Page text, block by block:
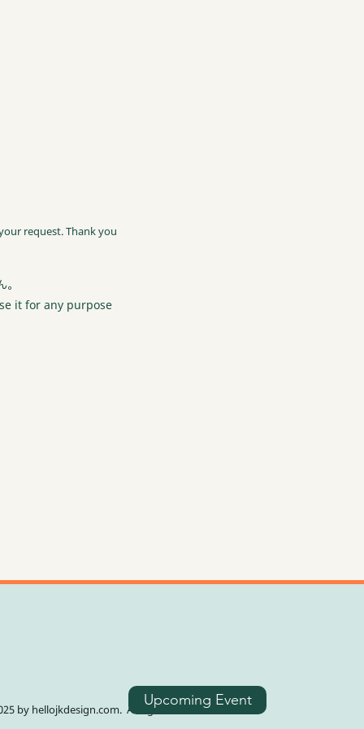
request. Thank you
。
it for any purpose
Upcoming Event
by hellojkdesign.com. All rights reserved